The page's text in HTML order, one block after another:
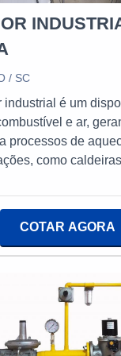
/ SC
industrial é um
e ar,
processos de
como
pressões, esses
funcionar
e são essenciais
performance dos
COTAR AGORA